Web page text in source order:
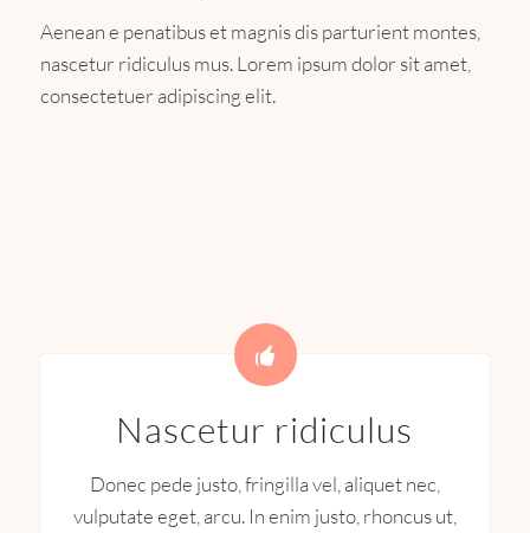
Aenean e penatibus et magnis dis parturient montes,
nascetur ridiculus mus. Lorem ipsum dolor sit amet,
consectetuer adipiscing elit.
Nascetur ridiculus
Donec pede justo, fringilla vel, aliquet nec,
vulputate eget, arcu. In enim justo, rhoncus ut,